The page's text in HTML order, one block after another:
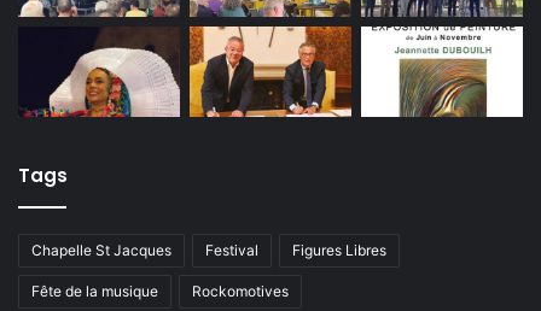
Tags
Chapelle St Jacques Festival Figures Libres
Fête de la musique Rockomotives